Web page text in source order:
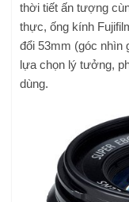
thời tiết ấn tượng
thực, ống kính
đổi 53mm (góc
lựa chọn lý tưởng,
dùng.